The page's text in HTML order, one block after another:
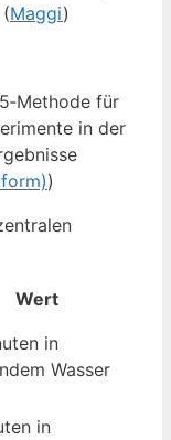
Maggi)
für
in der
)
Wert
in
Wasser
in